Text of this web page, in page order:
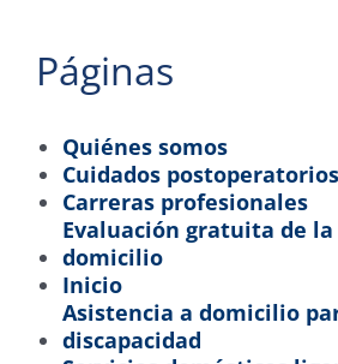
Páginas
Quiénes somos
Cuidados
Carreras profesionales
Evaluación gratuita de
domicilio
Inicio
Asistencia a domicilio
discapacidad